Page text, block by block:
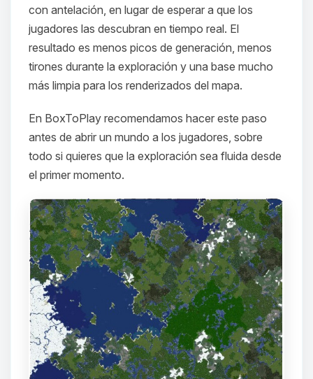
con antelación, en lugar de esperar a que los
jugadores las descubran en tiempo real. El
resultado es menos picos de generación, menos
tirones durante la exploración y una base mucho
más limpia para los renderizados del mapa.
En BoxToPlay recomendamos hacer este paso
antes de abrir un mundo a los jugadores, sobre
todo si quieres que la exploración sea fluida desde
el primer momento.